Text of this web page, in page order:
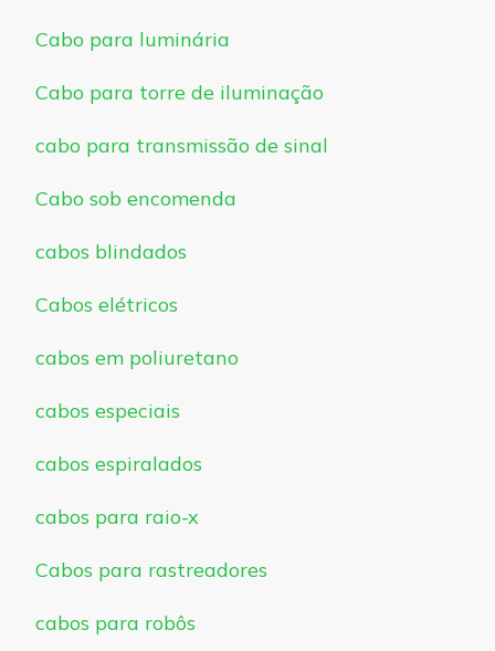
Cabo para luminária
Cabo para torre de iluminação
cabo para transmissão de sinal
Cabo sob encomenda
cabos blindados
Cabos elétricos
cabos em poliuretano
cabos especiais
cabos espiralados
cabos para raio-x
Cabos para rastreadores
cabos para robôs